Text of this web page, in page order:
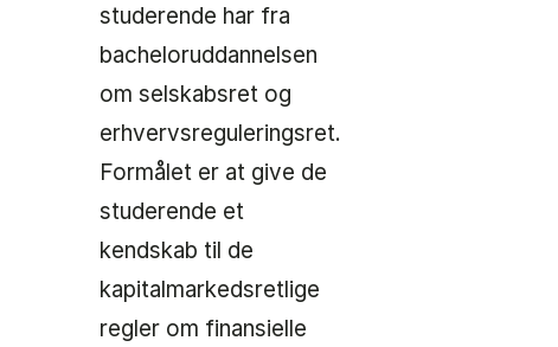
studerende har fra
bacheloruddannelsen
om selskabsret og
erhvervsreguleringsret.
Formålet er at give de
studerende et
kendskab til de
kapitalmarkedsretlige
regler om finansielle